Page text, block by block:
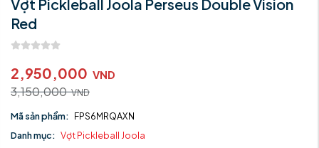
Vợt Pickleball Joola Perseus Double Vision
Red
2,950,000 VND
3,150,000VND
Mã sản phẩm: FPS6MRQAXN
Danh mục: Vợt Pickleball Joola